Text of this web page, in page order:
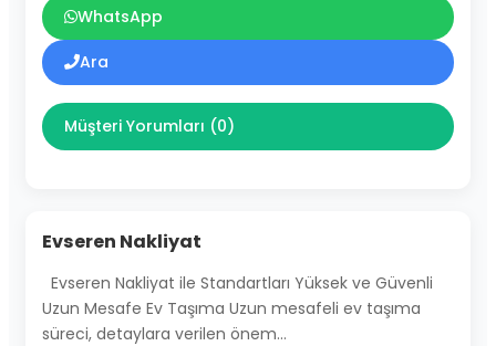
WhatsApp
Ara
Müşteri Yorumları (0)
Evseren Nakliyat
Evseren Nakliyat ile Standartları Yüksek ve Güvenli
Uzun Mesafe Ev Taşıma Uzun mesafeli ev taşıma
süreci, detaylara verilen önem…